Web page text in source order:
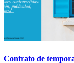
Contrato de